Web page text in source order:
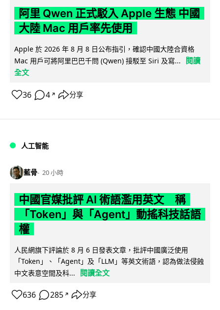
阿里 Qwen 正式駁入 Apple 生態 中國
大陸 Mac 用戶率先使用
Apple 於 2026 年 8 月 8 日公布指引，確認中國大陸合資格
Mac 用戶可將阿里巴巴千問 (Qwen) 接駁至 Siri 及寫...
閱讀
全文
36 4 ↗ 分享
人工智能
藍骨 20 小時
中國官媒批評 AI 術語濫用英文 稱
「Token」與「Agent」動搖科技話語
權
人民網旗下評論於 8 月 6 日發表文章，批評中國廣泛使用
「Token」、「Agent」及「LLM」等英文術語，認為做法侵蝕
中文表意空間及科...
閱讀全文
636 285 ↗ 分享